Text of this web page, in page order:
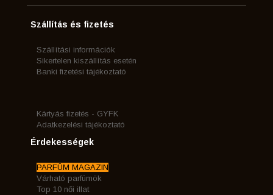
Szállítás és fizetés
Szállítási információk
Sikertelen kiszállítás esetén
Banki fizetési tájékoztató
Kártyás fizetés - GYFK
Adatkezelési tájékoztató
Érdekességek
PARFÜM MAGAZIN
Várható parfümök
Top 10 női illat